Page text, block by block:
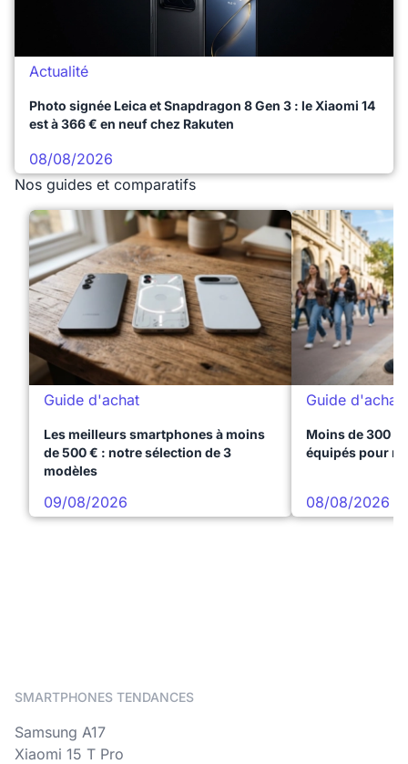
Actualité
Photo signée Leica et Snapdragon 8 Gen 3 : le Xiaomi 14
est à 366 € en neuf chez Rakuten
08/08/2026
Nos guides et comparatifs
Guide d'achat
Les meilleurs smartphones à moins
de 500 € : notre sélection de 3
modèles
09/08/2026
Guide d'achat
Moins de 300 €
équipés pour
08/08/2026
SMARTPHONES TENDANCES
Samsung A17
Xiaomi 15 T Pro